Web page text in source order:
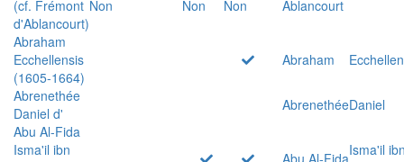
(cf. Frémont
d'Ablancourt)
Non Non Non
Ablancourt
Abraham
Ecchellensis
(1605-1664)
Abraham
Abrenethée
Daniel d'
AbrenethéeDaniel
Abu Al-Fida
Isma'il ibn
Abu Al-FidaIsma'il